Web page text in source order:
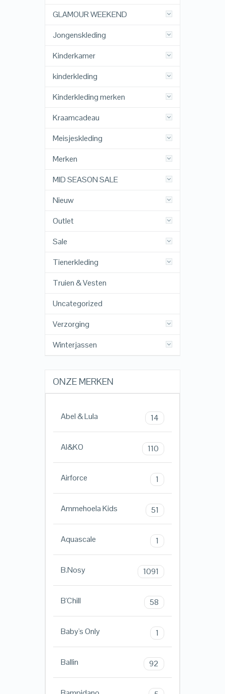
GLAMOUR WEEKEND
Jongenskleding
Kinderkamer
kinderkleding
Kinderkleding merken
Kraamcadeau
Meisjeskleding
Merken
MID SEASON SALE
Nieuw
Outlet
Sale
Tienerkleding
Truien & Vesten
Uncategorized
Verzorging
Winterjassen
ONZE MERKEN
Abel & Lula 14
AI&KO 110
Airforce 1
Ammehoela Kids 51
Aquascale 1
B.Nosy 1091
B'Chill 58
Baby's Only 1
Ballin 92